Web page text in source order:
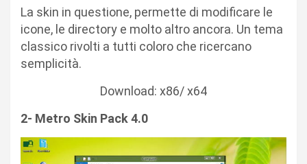
La skin in questione, permette di modificare le
icone, le directory e molto altro ancora. Un tema
classico rivolti a tutti coloro che ricercano
semplicità.
Download: x86/ x64
2- Metro Skin Pack 4.0